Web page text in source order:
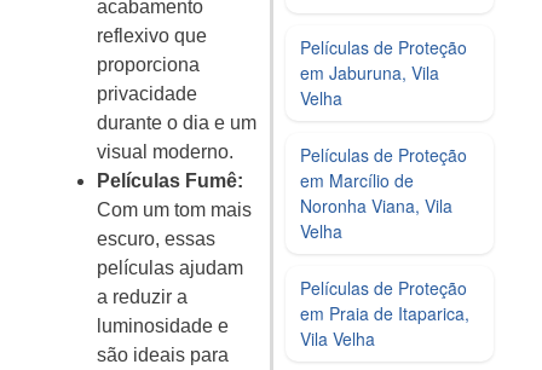
acabamento
reflexivo que
proporciona
privacidade
durante o dia e um
visual moderno.
Películas Fumê:
Com um tom mais
escuro, essas
películas ajudam
a reduzir a
luminosidade e
são ideais para
Películas de Proteção
em Jaburuna, Vila
Velha
Películas de Proteção
em Marcílio de
Noronha Viana, Vila
Velha
Películas de Proteção
em Praia de Itaparica,
Vila Velha